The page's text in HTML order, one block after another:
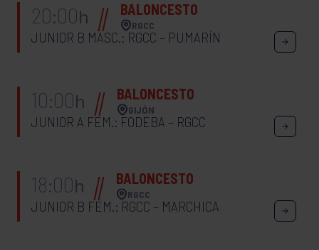
20:00h BALONCESTO
RGCC
JUNIOR B MASC.: RGCC – PUMARÍN
10:00h BALONCESTO
GIJÓN
JUNIOR A FEM.: FODEBA – RGCC
18:00h BALONCESTO
RGCC
JUNIOR B FEM.: RGCC – MARCHICA